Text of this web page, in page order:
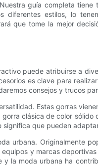
guía completa
estilos, lo
que tome la mejor
puede atribuirse a
es clave para
consejos y trucos
Estas gorras
clásica de color
que pueden
urbana. Originalmente
y marcas
la moda urbana ha